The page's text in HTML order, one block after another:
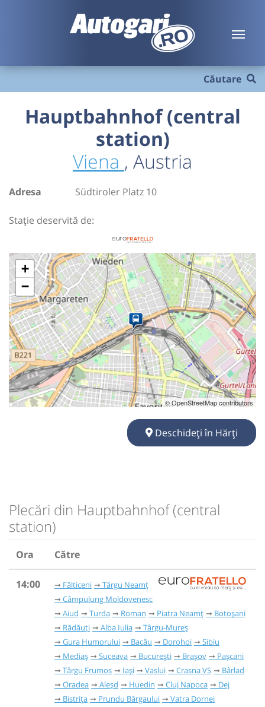
Căutare
Hauptbahnhof (central
station)
Viena , Austria
Adresa Südtiroler Platz 10
Stație deservită de:
+
−
© OpenStreetMap contributors
Deschideți în Hărți
Plecări din Hauptbahnhof (central
station)
Ora Către
14:00 Fălticeni
Târgu Neamț
Câmpulung Moldovenesc
Aiud
Turda Roman Piatra Neamț
Botoșani
Rădăuți
Alba Iulia
Târgu-Mureș
Gura Humorului
Bacău Dorohoi
Sibiu
Mediaș
Suceava București Brașov
Pașcani
Târgu Frumos
Iași Vaslui Crasna VS
Bârlad
Oradea
Aleșd Huedin Cluj Napoca
Dej
Bistrița
Prundu Bârgaului Vatra Dornei